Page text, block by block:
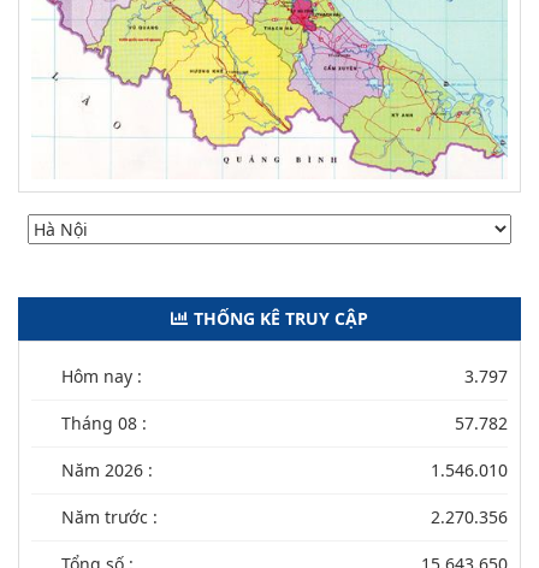
THỐNG KÊ TRUY CẬP
Hôm nay : 3.797
Tháng 08 : 57.782
Năm 2026 : 1.546.010
Năm trước : 2.270.356